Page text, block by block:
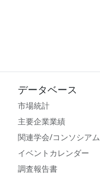
データベース
市場統計
主要企業業績
関連学会/コンソシアム
イベントカレンダー
調査報告書